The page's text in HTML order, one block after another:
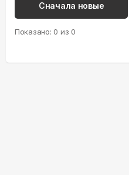
Сначала новые
Показано: 0 из 0